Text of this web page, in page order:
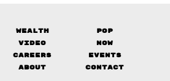
Wealth
Pop
Video
Now
Careers
Events
About Contact